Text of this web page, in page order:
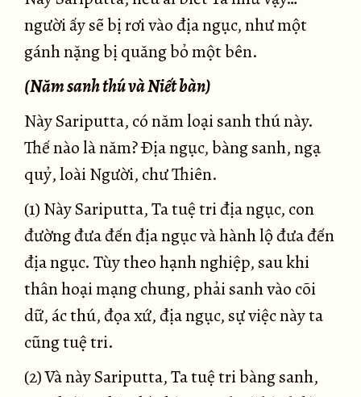
người ấy sẽ bị rơi vào địa ngục, như một
gánh nặng bị quăng bỏ một bên.
(Năm sanh thú và Niết bàn)
Này Sariputta, có năm loại sanh thú này.
Thế nào là năm? Ðịa ngục, bàng sanh, ngạ
quỷ, loài Người, chư Thiên.
(1) Này Sariputta, Ta tuệ tri địa ngục, con
đường đưa đến địa ngục và hành lộ đưa đến
địa ngục. Tùy theo hạnh nghiệp, sau khi
thân hoại mạng chung, phải sanh vào cõi
dữ, ác thú, đọa xứ, địa ngục, sự việc này ta
cũng tuệ tri.
(2) Và này Sariputta, Ta tuệ tri bàng sanh,